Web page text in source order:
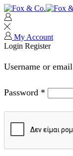
My Account
Login Register
Username or email
Password *